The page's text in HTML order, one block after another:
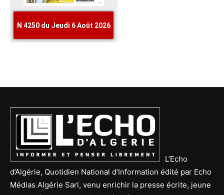
L’Echo
d’Algérie, Quotidien National d’Information édité par Echo
Médias Algérie Sarl, venu enrichir la presse écrite, jeune